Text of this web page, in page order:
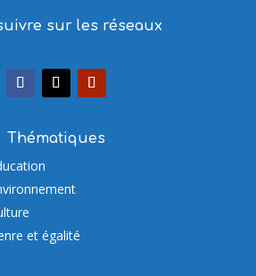
sur les réseaux
Thématiques
et égalité